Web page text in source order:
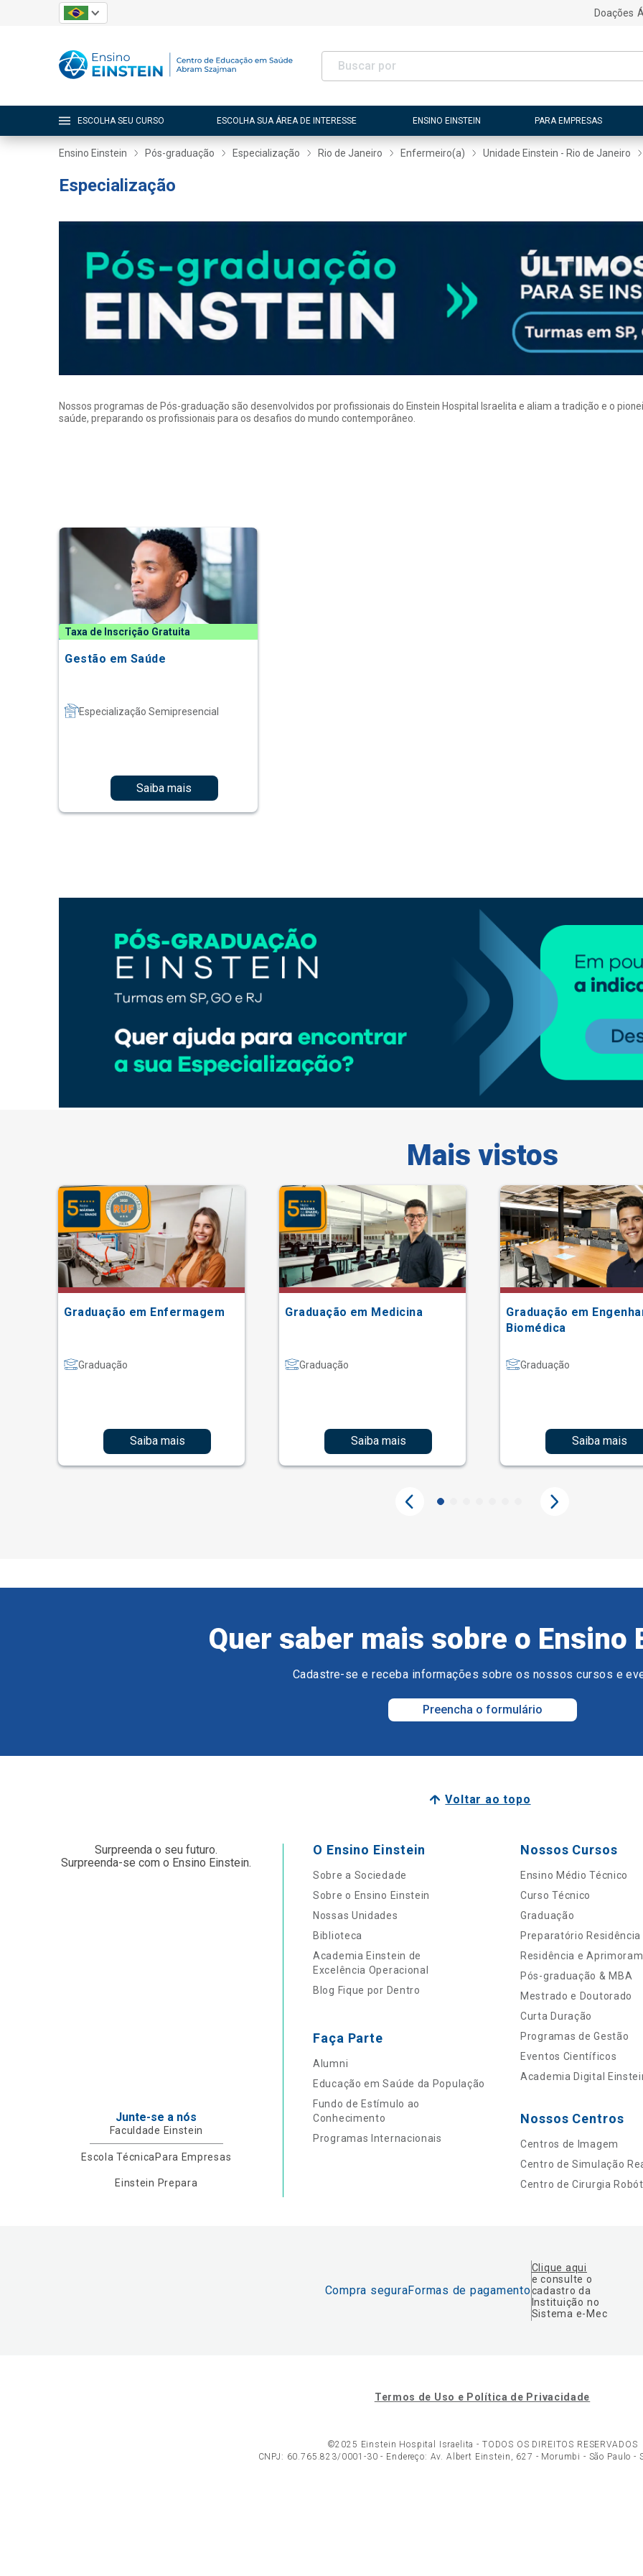
Doações
ESCOLHA SEU CURSO ESCOLHA SUA ÁREA DE INTERESSE ENSINO EINSTEIN PARA EMPRESAS
Ensino Einstein Pós-graduação Especialização Rio de Janeiro Enfermeiro(a) Unidade Einstein - Rio de Janeiro
Especialização
Nossos programas de Pós-graduação são desenvolvidos por profissionais do Einstein Hospital Israelita e aliam a tradição e o
saúde, preparando os profissionais para os desafios do mundo contemporâneo.
Taxa de Inscrição Gratuita
Gestão em Saúde
Especialização Semipresencial
Saiba mais
Mais vistos
Graduação em Enfermagem
Graduação
Saiba mais
Graduação em Medicina
Graduação
Saiba mais
Graduação em
Biomédica
Graduação
Saiba mais
Quer saber mais sobre o Ensino
Cadastre-se e receba informações sobre os nossos cursos e
Preencha o formulário
Voltar ao topo
Surpreenda o seu futuro.
Surpreenda-se com o Ensino Einstein.
Junte-se a nós
Faculdade Einstein
Escola TécnicaPara Empresas
Einstein Prepara
O Ensino Einstein
Sobre a Sociedade
Sobre o Ensino Einstein
Nossas Unidades
Biblioteca
Academia Einstein de
Excelência Operacional
Blog Fique por Dentro
Faça Parte
Alumni
Educação em Saúde da População
Fundo de Estímulo ao
Conhecimento
Programas Internacionais
Nossos Cursos
Ensino Médio Técnico
Curso Técnico
Graduação
Preparatório Residência
Residência e
Pós-graduação & MBA
Mestrado e Doutorado
Curta Duração
Programas de Gestão
Eventos Científicos
Academia Digital
Nossos Centros
Centros de Imagem
Centro de Simulação
Centro de Cirurgia
Compra seguraFormas de pagamento
Clique aqui
e consulte o
cadastro da
Instituição no
Sistema e-Mec
Termos de Uso e Política de Privacidade
©2025 Einstein Hospital Israelita - TODOS OS DIREITOS RESERVADOS
CNPJ: 60.765.823/0001-30 - Endereço: Av. Albert Einstein, 627 - Morumbi - São Paulo -